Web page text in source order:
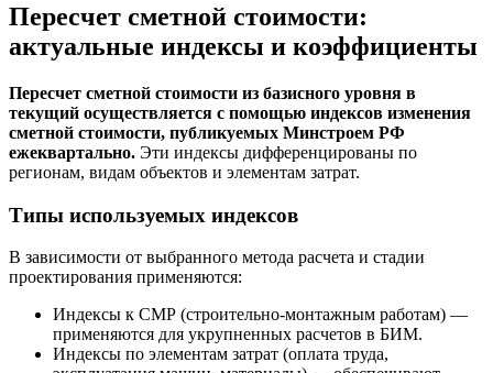
Пересчет сметной стоимости:
актуальные индексы и коэффициенты
Пересчет сметной стоимости из базисного уровня в
текущий осуществляется с помощью индексов изменения
сметной стоимости, публикуемых Минстроем РФ
ежеквартально. Эти индексы дифференцированы по
регионам, видам объектов и элементам затрат.
Типы используемых индексов
В зависимости от выбранного метода расчета и стадии
проектирования применяются:
Индексы к СМР (строительно-монтажным работам) —
применяются для укрупненных расчетов в БИМ.
Индексы по элементам затрат (оплата труда,